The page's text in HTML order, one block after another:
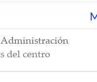
Administración
del centro